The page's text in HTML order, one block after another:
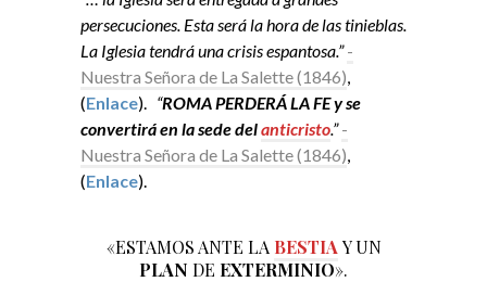
persecuciones. Esta será la hora de las tinieblas.
La Iglesia tendrá una crisis espantosa.” -
Nuestra Señora de La Salette (1846)
(Enlace). “ROMA PERDERÁ LA FE y se
convertirá en la sede delanticristo.” -
Nuestra Señora de La Salette (1846)
(Enlace).
«ESTAMOS ANTE LA BESTIA Y UN
PLAN DE EXTERMINIO».